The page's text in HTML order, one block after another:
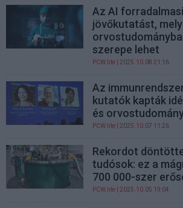
Az AI
jövőkutatást,
szerepe lehet
PCW.lite | 2025.10.08 21:16
Az
kutatók kapták
és
PCW.lite | 2025.10.07 11:26
Rekordot
tudósok: ez a
700 000-szer
PCW.lite | 2025.10.05 19:04